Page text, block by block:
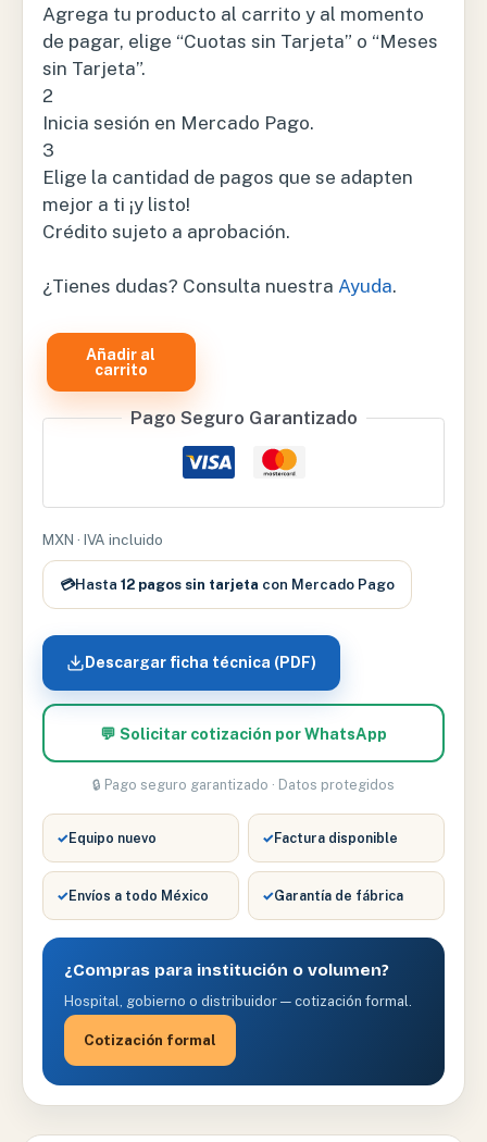
Agrega tu producto al carrito y al momento
de pagar, elige “Cuotas sin Tarjeta” o “Meses
sin Tarjeta”.
2
Inicia sesión en Mercado Pago.
3
Elige la cantidad de pagos que se adapten
mejor a ti ¡y listo!
Crédito sujeto a aprobación.
¿Tienes dudas? Consulta nuestra Ayuda.
CAMILLA
MARINA
CROMADA
Añadir al
carrito
Pago Seguro Garantizado
MXN · IVA incluido
💳Hasta 12 pagos sin tarjeta con Mercado Pago
Descargar ficha técnica (PDF)
💬 Solicitar cotización por WhatsApp
🔒 Pago seguro garantizado · Datos protegidos
✓Equipo nuevo ✓Factura disponible
✓Envíos a todo México ✓Garantía de fábrica
¿Compras para institución o volumen?
Hospital, gobierno o distribuidor — cotización formal.
Cotización formal